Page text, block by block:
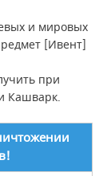
и мировых
[Ивент]
при
Кашварк.